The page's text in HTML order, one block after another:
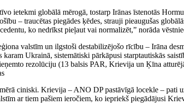
ietekmi globālā mērogā, tostarp Irānas īstenotās
– traucētas piegādes ķēdes, strauji pieaugušas
ko nedrīkst pieļaut vai normalizēt,” norāda
valstīm un ilgstoši destabilizējošo rīcību – Irāna
karam Ukrainā, sistemātiski pārkāpusi starptautiskās
rezolūciju (13 balsis PAR, Krievija un Ķīna
ciniski. Krievija – ANO DP pastāvīgā locekle – pati
ar tiem pašiem ieročiem, ko iepriekš piegādājusi